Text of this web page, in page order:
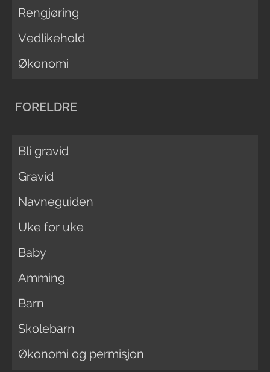
Rengjøring
Vedlikehold
Økonomi
FORELDRE
Bli gravid
Gravid
Navneguiden
Uke for uke
Baby
Amming
Barn
Skolebarn
Økonomi og permisjon